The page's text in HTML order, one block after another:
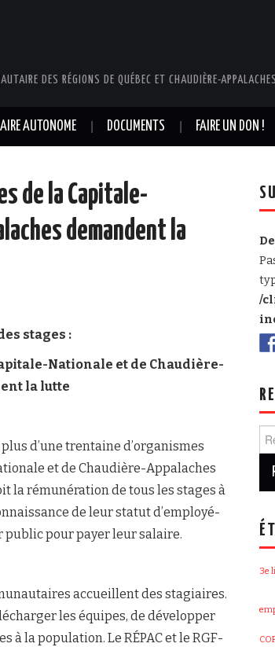
DES RÉGIONS DE QUÉBEC ET CHAUDIÈRE-APPALACHES
AUTONOME DOCUMENTS FAIRE UN DON !
de la Capitale-
demandent la
stages :
Nationale et de Chaudière-
la lutte
plus d’une trentaine d’organismes
et de Chaudière-Appalaches
la rémunération de tous les stages à
de leur statut d’employé-
public pour payer leur salaire.
accueillent des stagiaires.
les équipes, de développer
à la population. Le RÉPAC et le RGF-
/
3e